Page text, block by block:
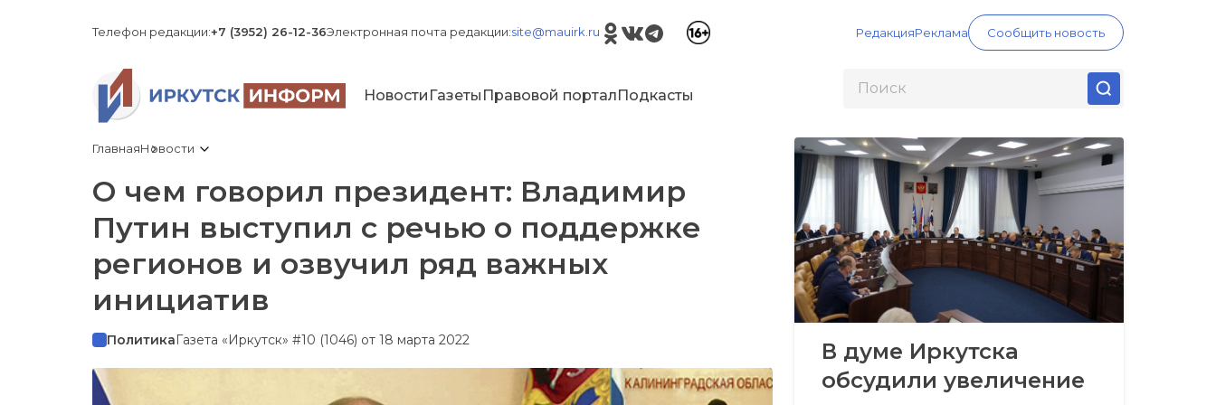
Телефон редакции:+7 (3952) 26-12-36Электронная почта редакции:site@mauirk.ru РедакцияРеклама Сообщить новость
Новости Газеты Правовой портал Подкасты
ГлавнаяНовости
О чем говорил президент: Владимир
Путин выступил с речью о поддержке
регионов и озвучил ряд важных
инициатив
Политика Газета «Иркутск» #10 (1046) от 18 марта 2022
В думе Иркутска
обсудили увеличение